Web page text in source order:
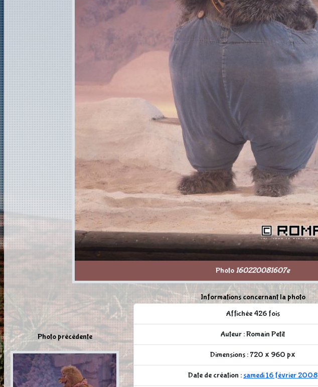
Photo 160220081607e
Photo précédente
Informations concernant la photo
Affichée 426 fois
Auteur : Romain Petit
Dimensions : 720 x 960 px
Date de création : samedi 16 février 2008